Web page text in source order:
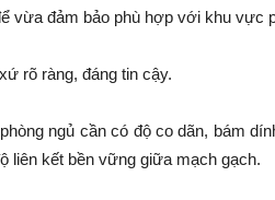
vừa đảm bảo phù hợp với khu vực
rõ ràng, đáng tin cậy.
ngủ cần có độ co dãn, bám
liên kết bền vững giữa mạch gạch.